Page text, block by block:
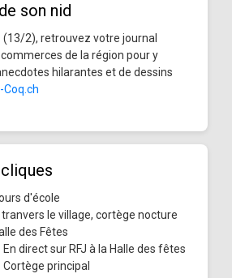
son nid
(13/2), retrouvez votre journal
de la région pour y
hilarantes et de dessins
Coq.ch
d'école
le village, cortège nocture
des Fêtes
direct sur RFJ à la Halle des fêtes
principal